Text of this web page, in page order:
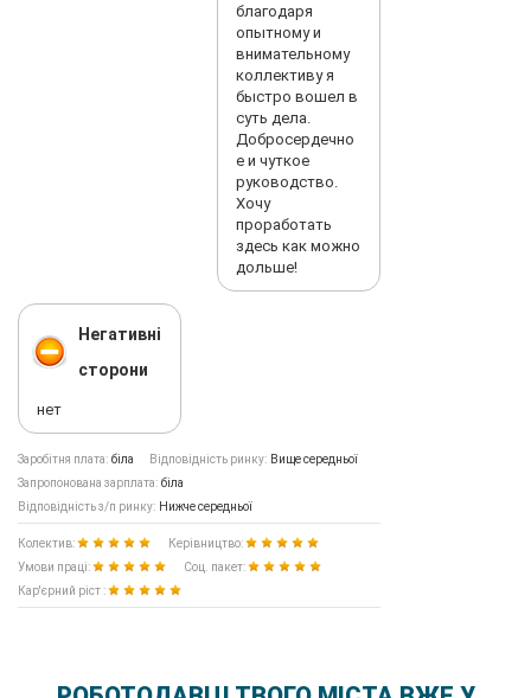
благодаря
опытному и
внимательному
коллективу я
быстро вошел в
суть дела.
Добросердечно
е и чуткое
руководство.
Хочу
проработать
здесь как можно
дольше!
Негативні
сторони
нет
Заробітня плата: біла Відповідність ринку: Вище середньої
Запропонована зарплата: біла
Відповідність з/п ринку: Нижче середньої
Колектив:
Керівництво:
Умови праці:
Соц. пакет:
Кар'єрний ріст :